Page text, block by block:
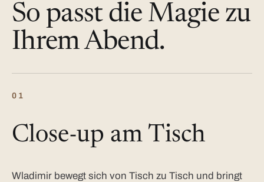
So passt die Magie zu
Ihrem Abend.
01
Close-up am Tisch
Wladimir bewegt sich von Tisch zu Tisch und bringt